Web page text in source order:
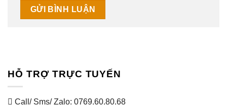
HỖ TRỢ TRỰC TUYẾN
Call/ Sms/ Zalo: 0769.60.80.68